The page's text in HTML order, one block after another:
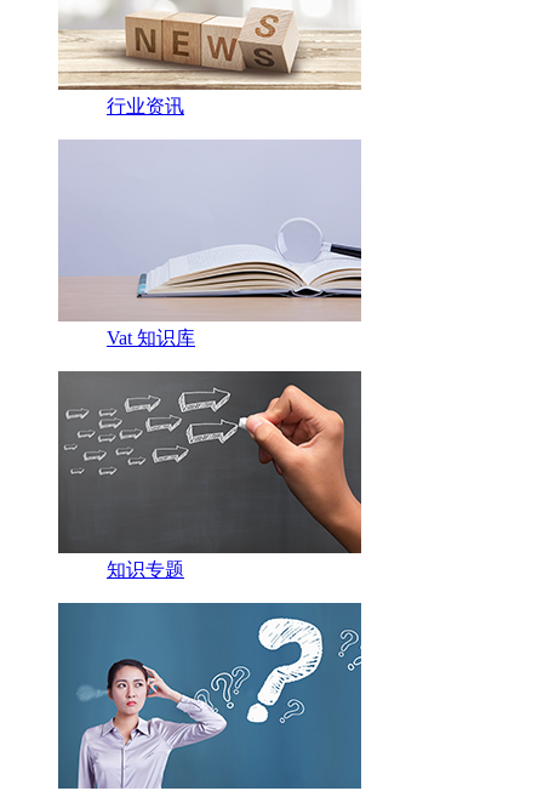
行业资讯
Vat 知识库
知识专题